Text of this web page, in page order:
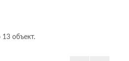
объект.